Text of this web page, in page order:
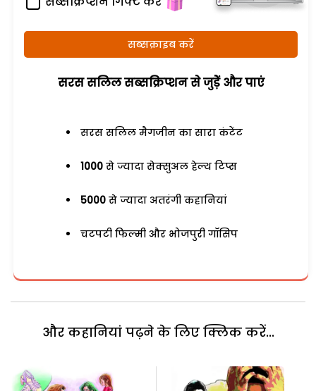
सब्सक्राइब करें
सरस सलिल सब्सक्रिप्शन से जुड़ेें और पाएं
सरस सलिल मैगजीन का सारा कंटेंट
1000 से ज्यादा सेक्सुअल हेल्थ टिप्स
5000 से ज्यादा अतरंगी कहानियां
चटपटी फिल्मी और भोजपुरी गॉसिप
और कहानियां पढ़ने के लिए क्लिक करें...